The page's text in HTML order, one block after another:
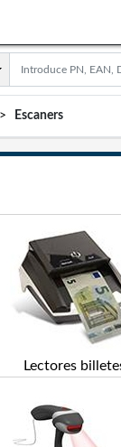
Escaners
Lectores